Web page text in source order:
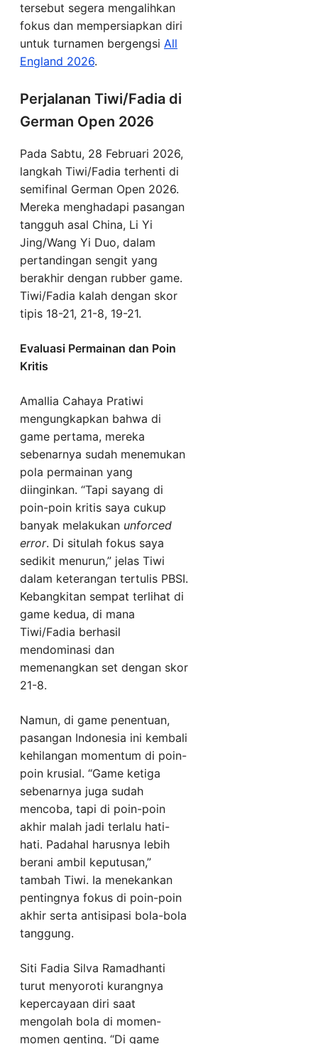
tersebut segera mengalihkan
fokus dan mempersiapkan diri
untuk turnamen bergengsi All
England 2026.
Perjalanan Tiwi/Fadia di
German Open 2026
Pada Sabtu, 28 Februari 2026,
langkah Tiwi/Fadia terhenti di
semifinal German Open 2026.
Mereka menghadapi pasangan
tangguh asal China, Li Yi
Jing/Wang Yi Duo, dalam
pertandingan sengit yang
berakhir dengan rubber game.
Tiwi/Fadia kalah dengan skor
tipis 18-21, 21-8, 19-21.
Evaluasi Permainan dan Poin
Kritis
Amallia Cahaya Pratiwi
mengungkapkan bahwa di
game pertama, mereka
sebenarnya sudah menemukan
pola permainan yang
diinginkan. “Tapi sayang di
poin-poin kritis saya cukup
banyak melakukan unforced
error. Di situlah fokus saya
sedikit menurun,” jelas Tiwi
dalam keterangan tertulis PBSI.
Kebangkitan sempat terlihat di
game kedua, di mana
Tiwi/Fadia berhasil
mendominasi dan
memenangkan set dengan skor
21-8.
Namun, di game penentuan,
pasangan Indonesia ini kembali
kehilangan momentum di poin-
poin krusial. “Game ketiga
sebenarnya juga sudah
mencoba, tapi di poin-poin
akhir malah jadi terlalu hati-
hati. Padahal harusnya lebih
berani ambil keputusan,”
tambah Tiwi. Ia menekankan
pentingnya fokus di poin-poin
akhir serta antisipasi bola-bola
tanggung.
Siti Fadia Silva Ramadhanti
turut menyoroti kurangnya
kepercayaan diri saat
mengolah bola di momen-
momen genting. “Di game